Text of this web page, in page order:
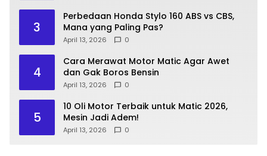
3
Perbedaan Honda Stylo 160 ABS vs CBS,
Mana yang Paling Pas?
April 13, 2026 0
4
Cara Merawat Motor Matic Agar Awet
dan Gak Boros Bensin
April 13, 2026 0
5
10 Oli Motor Terbaik untuk Matic 2026,
Mesin Jadi Adem!
April 13, 2026 0